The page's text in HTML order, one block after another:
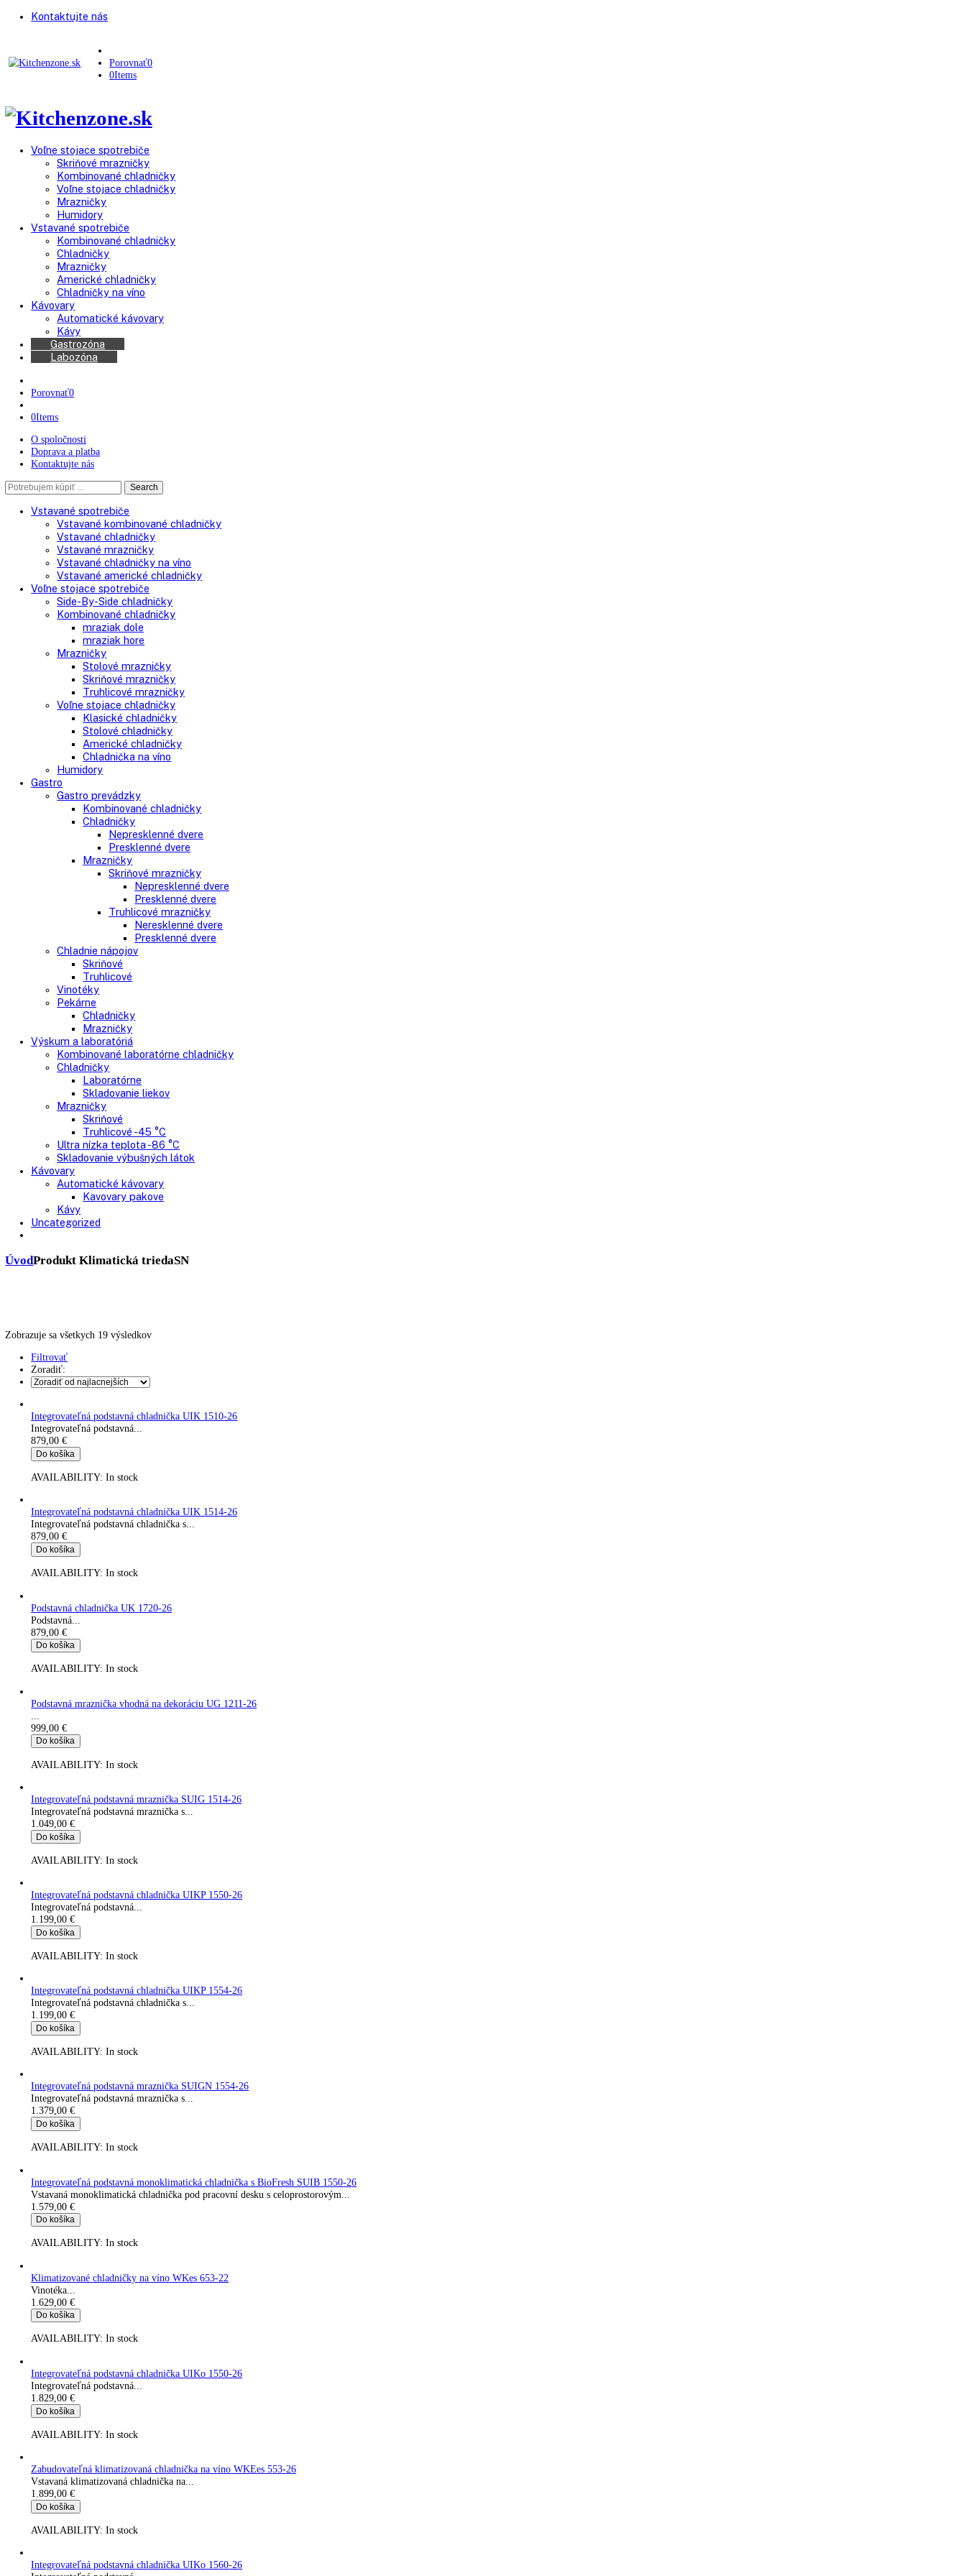
Kontaktujte nás
Porovnať
0Items
Voľne stojace spotrebiče
Skriňové mrazničky
Kombinované chladničky
Voľne stojace chladničky
Mrazničky
Humidory
Vstavané spotrebiče
Kombinované chladničky
Chladničky
Mrazničky
Americké chladničky
Chladničky na víno
Kávovary
Automatické kávovary
Labozóna
Porovnať0
0Items
O spoločnosti
Kontaktujte nás
Search
Vstavané spotrebiče
Vstavané kombinované chladničky
Vstavané chladničky
Vstavané mrazničky
Vstavané chladničky na víno
Vstavané americké chladničky
Voľne stojace spotrebiče
Side-By-Side chladničky
Kombinované chladničky
mraziak dole
mraziak hore
Mrazničky
Stolové mrazničky
Skriňové mrazničky
Truhlicové mrazničky
Klasické chladničky
Stolové chladničky
Americké chladničky
Chladnička na víno
Humidory
Gastro prevádzky
Kombinované chladničky
Chladničky
Nepresklenné dvere
Presklenné dvere
Mrazničky
Skriňové mrazničky
Truhlicové mrazničky
Chladnie nápojov
Skriňové
Truhlicové
Vinotéky
Pekárne
Chladničky
Mrazničky
Výskum a laboratóriá
Kombinované laboratórne chladničky
Chladničky
Laboratórne
Mrazničky
Truhlicové -45 °C
Kavovary pakove
Kávy
Uncategorized
Úvod
Zobrazuje sa všetkych 19 výsledkov
Filtrovať
Zoradiť:
Integrovateľná podstavná chladnička UIK 1510-26
Do košíka
AVAILABILITY:
879,00€
Do košíka
AVAILABILITY:
Podstavná...
879,00€
Do košíka
AVAILABILITY: In stock
Podstavná mraznička vhodná na dekoráciu UG 1211-26
...
999,00 €
Do košíka
AVAILABILITY:In stock
Integrovateľná podstavná mraznička SUIG 1514-26
Integrovateľná podstavná mraznička s...
1.049,00€
Integrovateľná podstavná chladnička UIKP 1550-26
Integrovateľná podstavná...
1.199,00€
Do košíka
Integrovateľná podstavná chladnička UIKP 1554-26
Integrovateľná podstavná chladnička s...
1.199,00€
AVAILABILITY:In stock
Integrovateľná podstavná mraznička SUIGN 1554-26
Integrovateľná podstavná mraznička s...
1.379,00€
AVAILABILITY:In stock
Vstavaná monoklimatická chladnička pod pracovní desku s celoprostorovým...
Do košíka
AVAILABILITY:
Klimatizované chladničky na víno WKes 653-22
€
Do košíka